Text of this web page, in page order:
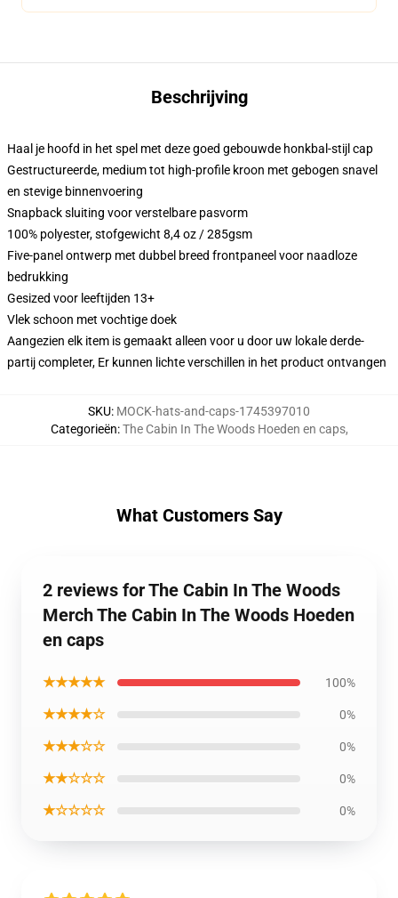
Beschrijving
Haal je hoofd in het spel met deze goed gebouwde honkbal-stijl cap
Gestructureerde, medium tot high-profile kroon met gebogen snavel
en stevige binnenvoering
Snapback sluiting voor verstelbare pasvorm
100% polyester, stofgewicht 8,4 oz / 285gsm
Five-panel ontwerp met dubbel breed frontpaneel voor naadloze
bedrukking
Gesized voor leeftijden 13+
Vlek schoon met vochtige doek
Aangezien elk item is gemaakt alleen voor u door uw lokale derde-
partij completer, Er kunnen lichte verschillen in het product ontvangen
SKU: MOCK-hats-and-caps-1745397010
Categorieën:The Cabin In The Woods Hoeden en caps,
What Customers Say
2 reviews for The Cabin In The Woods
Merch The Cabin In The Woods Hoeden
en caps
★★★★★ 100%
★★★★☆ 0%
★★★☆☆ 0%
★★☆☆☆ 0%
★☆☆☆☆ 0%